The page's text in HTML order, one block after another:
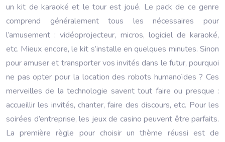
un kit de karaoké et le tour est joué. Le pack de ce genre
comprend généralement tous les nécessaires pour
l’amusement : vidéoprojecteur, micros, logiciel de karaoké,
etc. Mieux encore, le kit s’installe en quelques minutes. Sinon
pour amuser et transporter vos invités dans le futur, pourquoi
ne pas opter pour la location des robots humanoïdes ? Ces
merveilles de la technologie savent tout faire ou presque :
accueillir les invités, chanter, faire des discours, etc. Pour les
soirées d’entreprise, les jeux de casino peuvent être parfaits.
La première règle pour choisir un thème réussi est de